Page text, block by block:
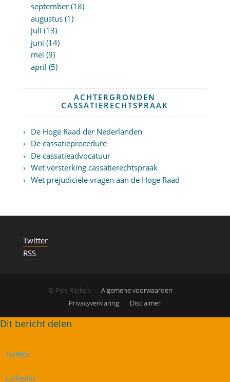
september (18)
augustus (1)
juli (13)
juni (14)
mei (9)
april (5)
ACHTERGRONDEN
CASSATIERECHTSPRAAK
De Hoge Raad der Nederlanden
De cassatieprocedure
De cassatieadvocatuur
Wet versterking cassatierechtspraak
Wet prejudiciële vragen aan de Hoge Raad
Twitter
RSS
© Pels Rijcken
Algemene voorwaarden
Privacyverklaring
Disclaimer
Twitter
LinkedIn